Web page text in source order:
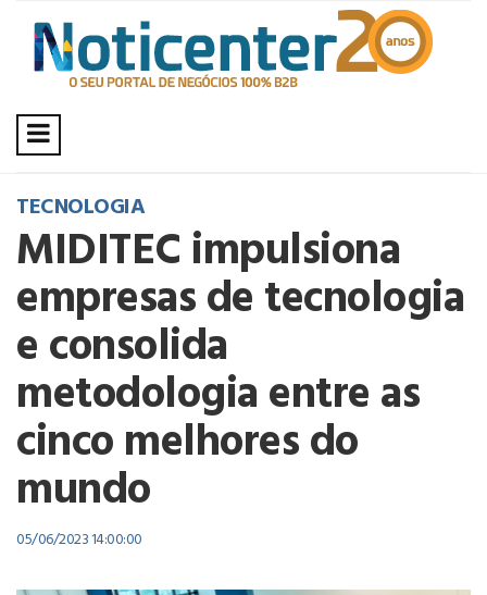
TECNOLOGIA
MIDITEC impulsiona
empresas de tecnologia
e consolida
metodologia entre as
cinco melhores do
mundo
05/06/2023 14:00:00